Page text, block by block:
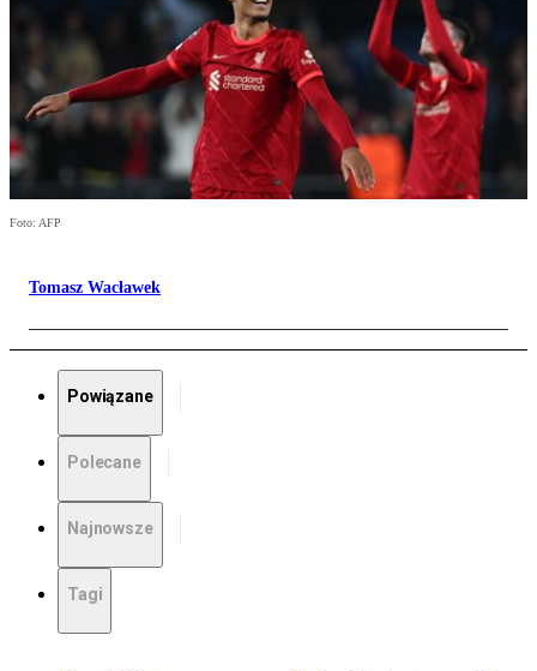
Foto: AFP
Tomasz Wacławek
Powiązane
Polecane
Najnowsze
Tagi